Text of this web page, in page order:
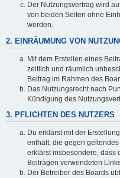
Der Nutzungsvertrag wird
von beiden Seiten ohne
werden.
2. EINRÄUMUNG VON
Mit dem Erstellen eines
zeitlich und räumlich
Beitrag im Rahmen des
Das Nutzungsrecht nach
Kündigung des
3. PFLICHTEN DES NUTZERS
Du erklärst mit der
enthält, die gegen
erklärst insbesondere, dass
Beiträgen verwendeten
Der Betreiber des Boards